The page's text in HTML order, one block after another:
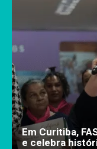
Em Curitiba,
e celebra